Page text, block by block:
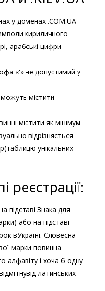
у доменах .COM.UA
кириличного
арабські цифри
«'» не допустимий у
можуть містити
містити як мінімум
відрізняється
унікальних
реєстрації:
підставі Знака для
або на підставі
вУкраїні. Словесна
марки повинна
алфавіту і хоча б одну
латинських